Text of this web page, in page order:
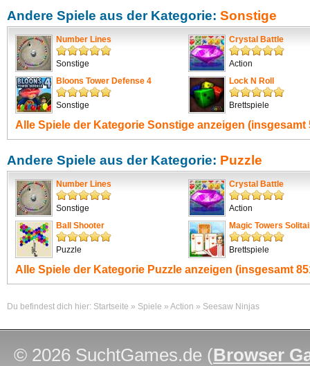
Andere Spiele aus der Kategorie: Sonstige
Number Lines
Sonstige
Crystal Battle
Action
Bloons Tower Defense 4
Sonstige
Lock N Roll
Brettspiele
Alle Spiele der Kategorie Sonstige anzeigen (insgesamt
Andere Spiele aus der Kategorie: Puzzle
Number Lines
Sonstige
Crystal Battle
Action
Ball Shooter
Puzzle
Magic Towers
Brettspiele
Alle Spiele der Kategorie Puzzle anzeigen (insgesamt
Du befindest dich hier: Startseite » Spiele » Action » Seesaw Ninjas
© 2026 SuchtGames.de (Browser